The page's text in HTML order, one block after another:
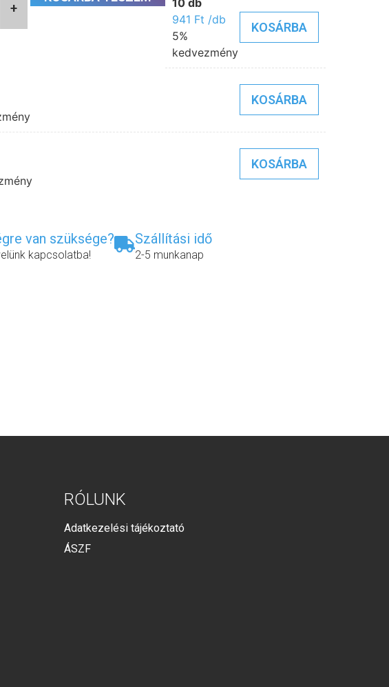
+
941 Ft /db
5%
kedvezmény
KOSÁRBA
KOSÁRBA
KOSÁRBA
van szüksége?
kapcsolatba!
Szállítási idő
2-5 munkanap
RÓLUNK
Adatkezelési tájékoztató
ÁSZF